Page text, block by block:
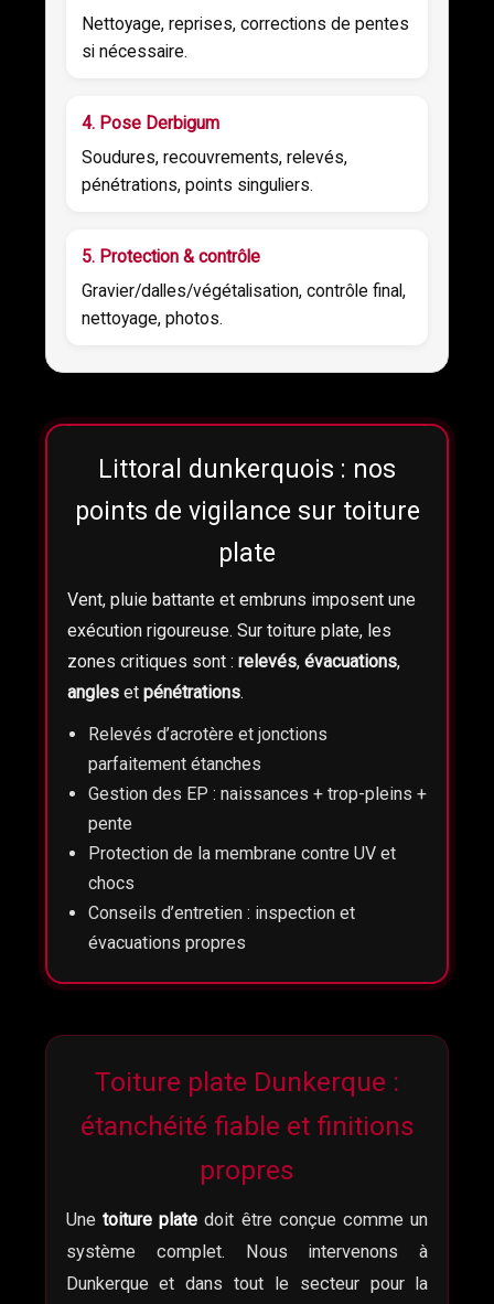
Nettoyage, reprises, corrections de pentes
si nécessaire.
4. Pose Derbigum
Soudures, recouvrements, relevés,
pénétrations, points singuliers.
5. Protection & contrôle
Gravier/dalles/végétalisation, contrôle final,
nettoyage, photos.
Littoral dunkerquois : nos
points de vigilance sur toiture
plate
Vent, pluie battante et embruns imposent une
exécution rigoureuse. Sur toiture plate, les
zones critiques sont : relevés, évacuations,
angleset pénétrations.
Relevés d’acrotère et jonctions
parfaitement étanches
Gestion des EP : naissances + trop-pleins +
pente
Protection de la membrane contre UV et
chocs
Conseils d’entretien : inspection et
évacuations propres
Toiture plate Dunkerque :
étanchéité fiable et finitions
propres
Une toiture plate doit être conçue comme un
système complet. Nous intervenons à
Dunkerque et dans tout le secteur pour la